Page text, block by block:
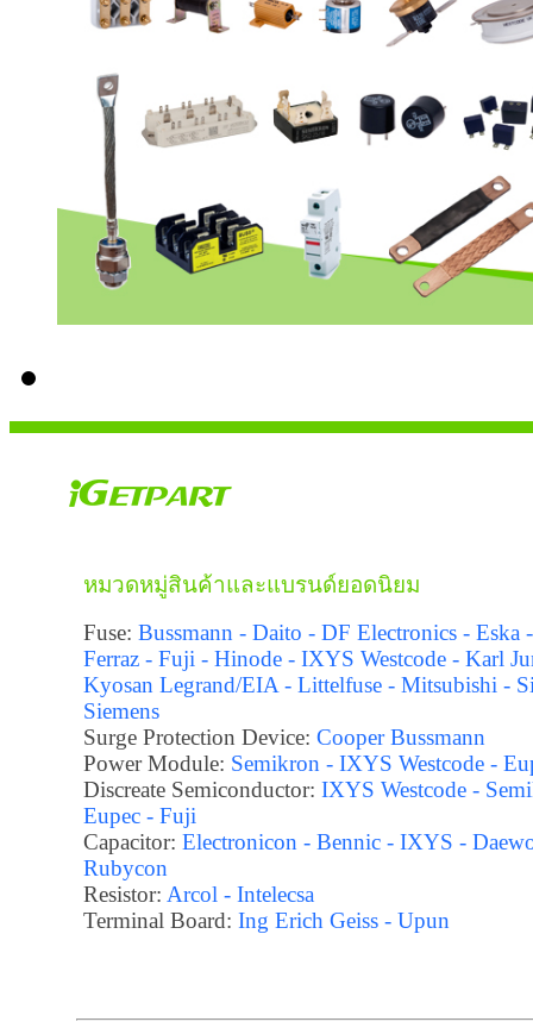
หมวดหมู่สินค้าและแบรนด์ยอดนิยม
Fuse: Bussmann - Daito - DF Electronics - Eska
Ferraz - Fuji - Hinode - IXYS Westcode - Karl
Kyosan Legrand/EIA - Littelfuse - Mitsubishi -
Siemens
Surge Protection Device: Cooper Bussmann
Power Module: Semikron - IXYS Westcode -
Discreate Semiconductor: IXYS Westcode -
Eupec - Fuji
Capacitor: Electronicon - Bennic - IXYS -
Rubycon
Resistor: Arcol - Intelecsa
Terminal Board: Ing Erich Geiss - Upun